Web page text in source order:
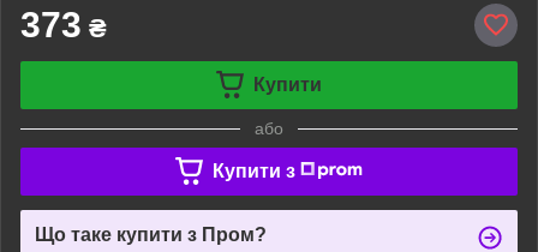
373 ₴
Купити
або
Купити з
Що таке купити з Пром?